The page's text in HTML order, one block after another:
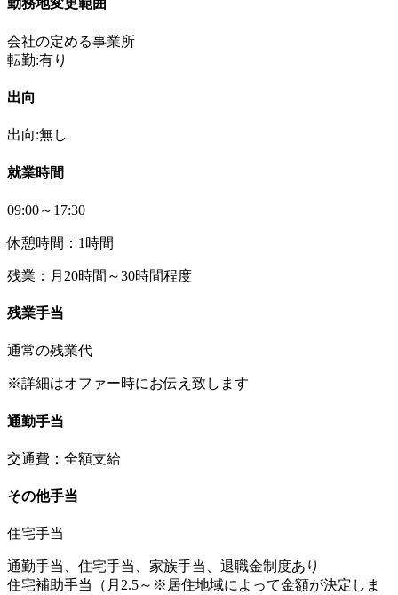
勤務地変更範囲
会社の定める事業所
転勤:有り
出向
出向:無し
就業時間
09:00～17:30
休憩時間：1時間
残業：月20時間～30時間程度
残業手当
通常の残業代
※詳細はオファー時にお伝え致します
通勤手当
交通費：全額支給
その他手当
住宅手当
通勤手当、住宅手当、家族手当、退職金制度あり
住宅補助手当（月2.5～※居住地域によって金額が決定しま